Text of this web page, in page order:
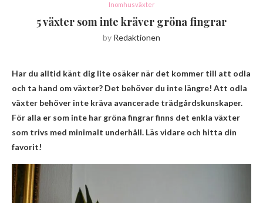
Inomhusväxter
5 växter som inte kräver gröna fingrar
by Redaktionen
Har du alltid känt dig lite osäker när det kommer till att odla
och ta hand om växter? Det behöver du inte längre! Att odla
växter behöver inte kräva avancerade trädgårdskunskaper.
För alla er som inte har gröna fingrar finns det enkla växter
som trivs med minimalt underhåll. Läs vidare och hitta din
favorit!